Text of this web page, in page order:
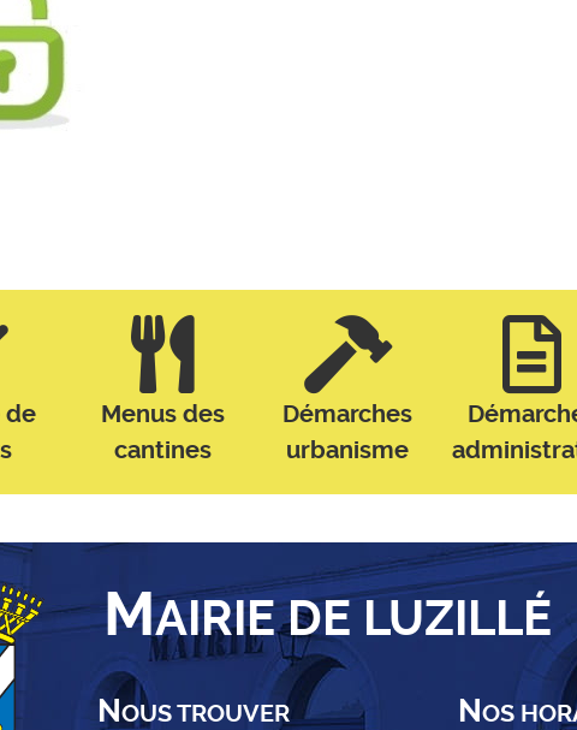
de
Menus des
cantines
Démarches
urbanisme
MAIRIE DE LUZILLÉ
NOUS TROUVER NOS